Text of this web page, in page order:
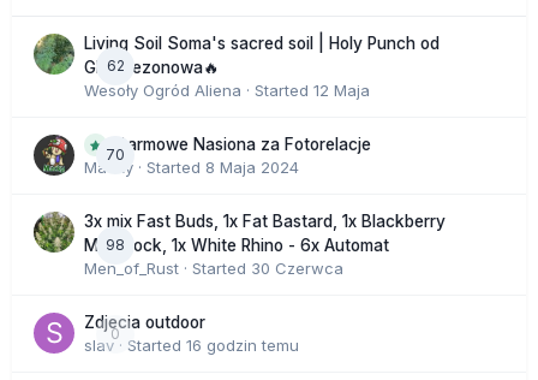
62
Living Soil Soma's sacred soil | Holy Punch od
GHS sezonowa🔥
Wesoły Ogród Aliena · Started 12 Maja
70
Darmowe Nasiona za Fotorelacje
Macky · Started 8 Maja 2024
98
3x mix Fast Buds, 1x Fat Bastard, 1x Blackberry
Moonrock, 1x White Rhino - 6x Automat
Men_of_Rust · Started 30 Czerwca
0
Zdjecia outdoor
slav· Started 16 godzin temu